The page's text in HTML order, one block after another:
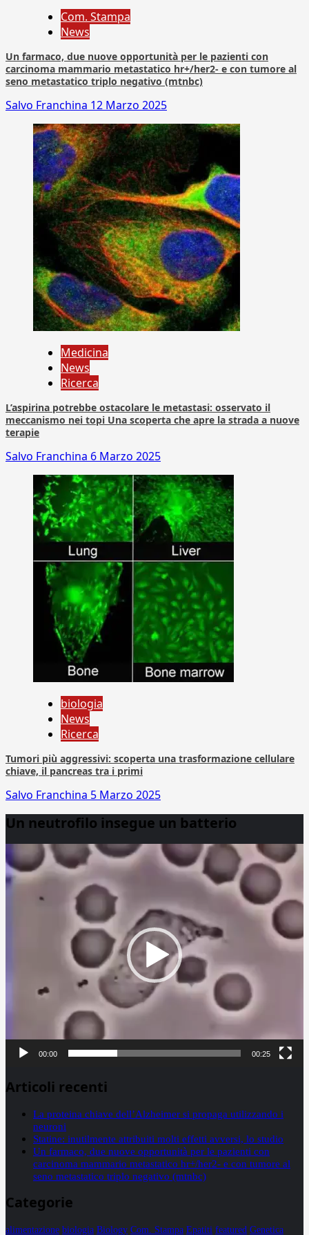
Com. Stampa
News
Un farmaco, due nuove opportunità per le pazienti con
carcinoma mammario metastatico hr+/her2- e con tumore al
seno metastatico triplo negativo (mtnbc)
Salvo Franchina 12 Marzo 2025
Medicina
News
Ricerca
L’aspirina potrebbe ostacolare le metastasi: osservato il
meccanismo nei topi Una scoperta che apre la strada a nuove
terapie
Salvo Franchina 6 Marzo 2025
biologia
News
Ricerca
Tumori più aggressivi: scoperta una trasformazione cellulare
chiave, il pancreas tra i primi
Salvo Franchina 5 Marzo 2025
Un neutrofilo insegue un batterio
Player
00:00 00:25
Articoli recenti
La proteina chiave dell’Alzheimer si propaga utilizzando i
neuroni
Statine: inutilmente attribuiti molti effetti avversi, lo studio
Un farmaco, due nuove opportunità per le pazienti con
carcinoma mammario metastatico hr+/her2- e con tumore al
seno metastatico triplo negativo (mtnbc)
Categorie
alimentazione biologia Biology Com. Stampa Epatiti featured Genetica